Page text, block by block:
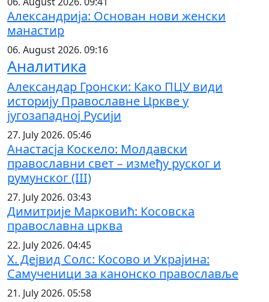
Александрија: Основан нови женски
манастир
06. August 2026. 09:16
Аналитика
Александар Гронски: Како ПЦУ види
историју Православне Цркве у
југозападној Русији
27. July 2026. 05:46
Анастасја Коскело: Молдавски
православни свет – између руског и
румунског (III)
27. July 2026. 03:43
Димитрије Марковић: Косовска
православна црква
22. July 2026. 04:45
Х. Дејвид Солс: Косово и Украјина:
Самученици за канонско православље
21. July 2026. 05:58